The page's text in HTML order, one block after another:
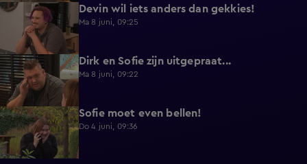
0:25 Devin wil iets anders dan gekkies!
Ma 8 juni, 09:25
0:26 Dirk en Sofie zijn uitgepraat...
Ma 8 juni, 09:22
1:13 Sofie moet even bellen!
Do 4 juni, 09:36